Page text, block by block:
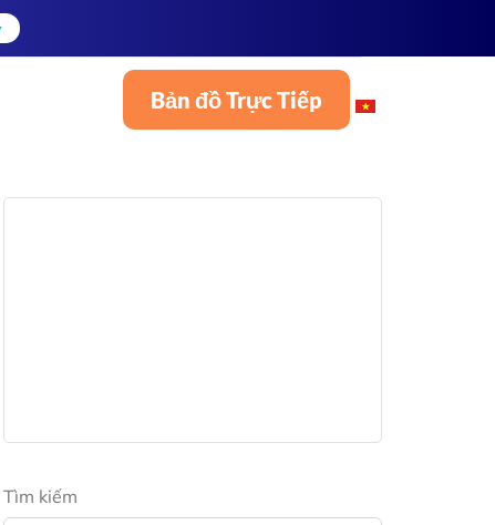
Bản đồ Trực Tiếp
Tìm kiếm